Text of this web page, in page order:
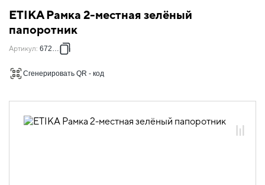
удлинители и силовые разъемы
06.01 Электроустановочные изделия
06.01.13 Электроустановочные
06.01.13.12 Рамки пластиковые ETIKA
ETIKA Рамка 2-местная зелёный
папоротник
Артикул: 672542
Сгенерировать QR - код